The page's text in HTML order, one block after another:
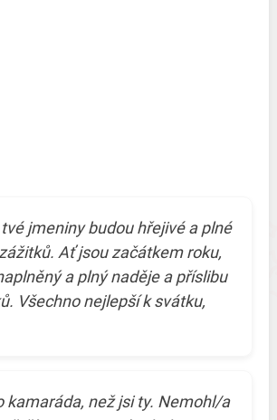
jmeniny budou hřejivé a plné
Ať jsou začátkem roku,
a plný naděje a příslibu
Všechno nejlepší k svátku,
kamaráda, než jsi ty. Nemohl/a